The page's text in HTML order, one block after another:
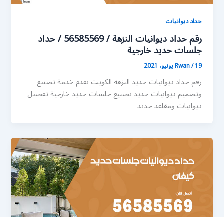
حداد ديوانيات
رقم حداد ديوانيات النزهة / 56585569 / حداد
جلسات حديد خارجية
Rwan/19 يونيو، 2021
رقم حداد ديوانيات حديد النزهة الكويت نقدم خدمة تصنيع
وتصميم ديوانيات حديد تصنيع جلسات حديد خارجية تفصيل
ديوانيات ومقاعد حديد